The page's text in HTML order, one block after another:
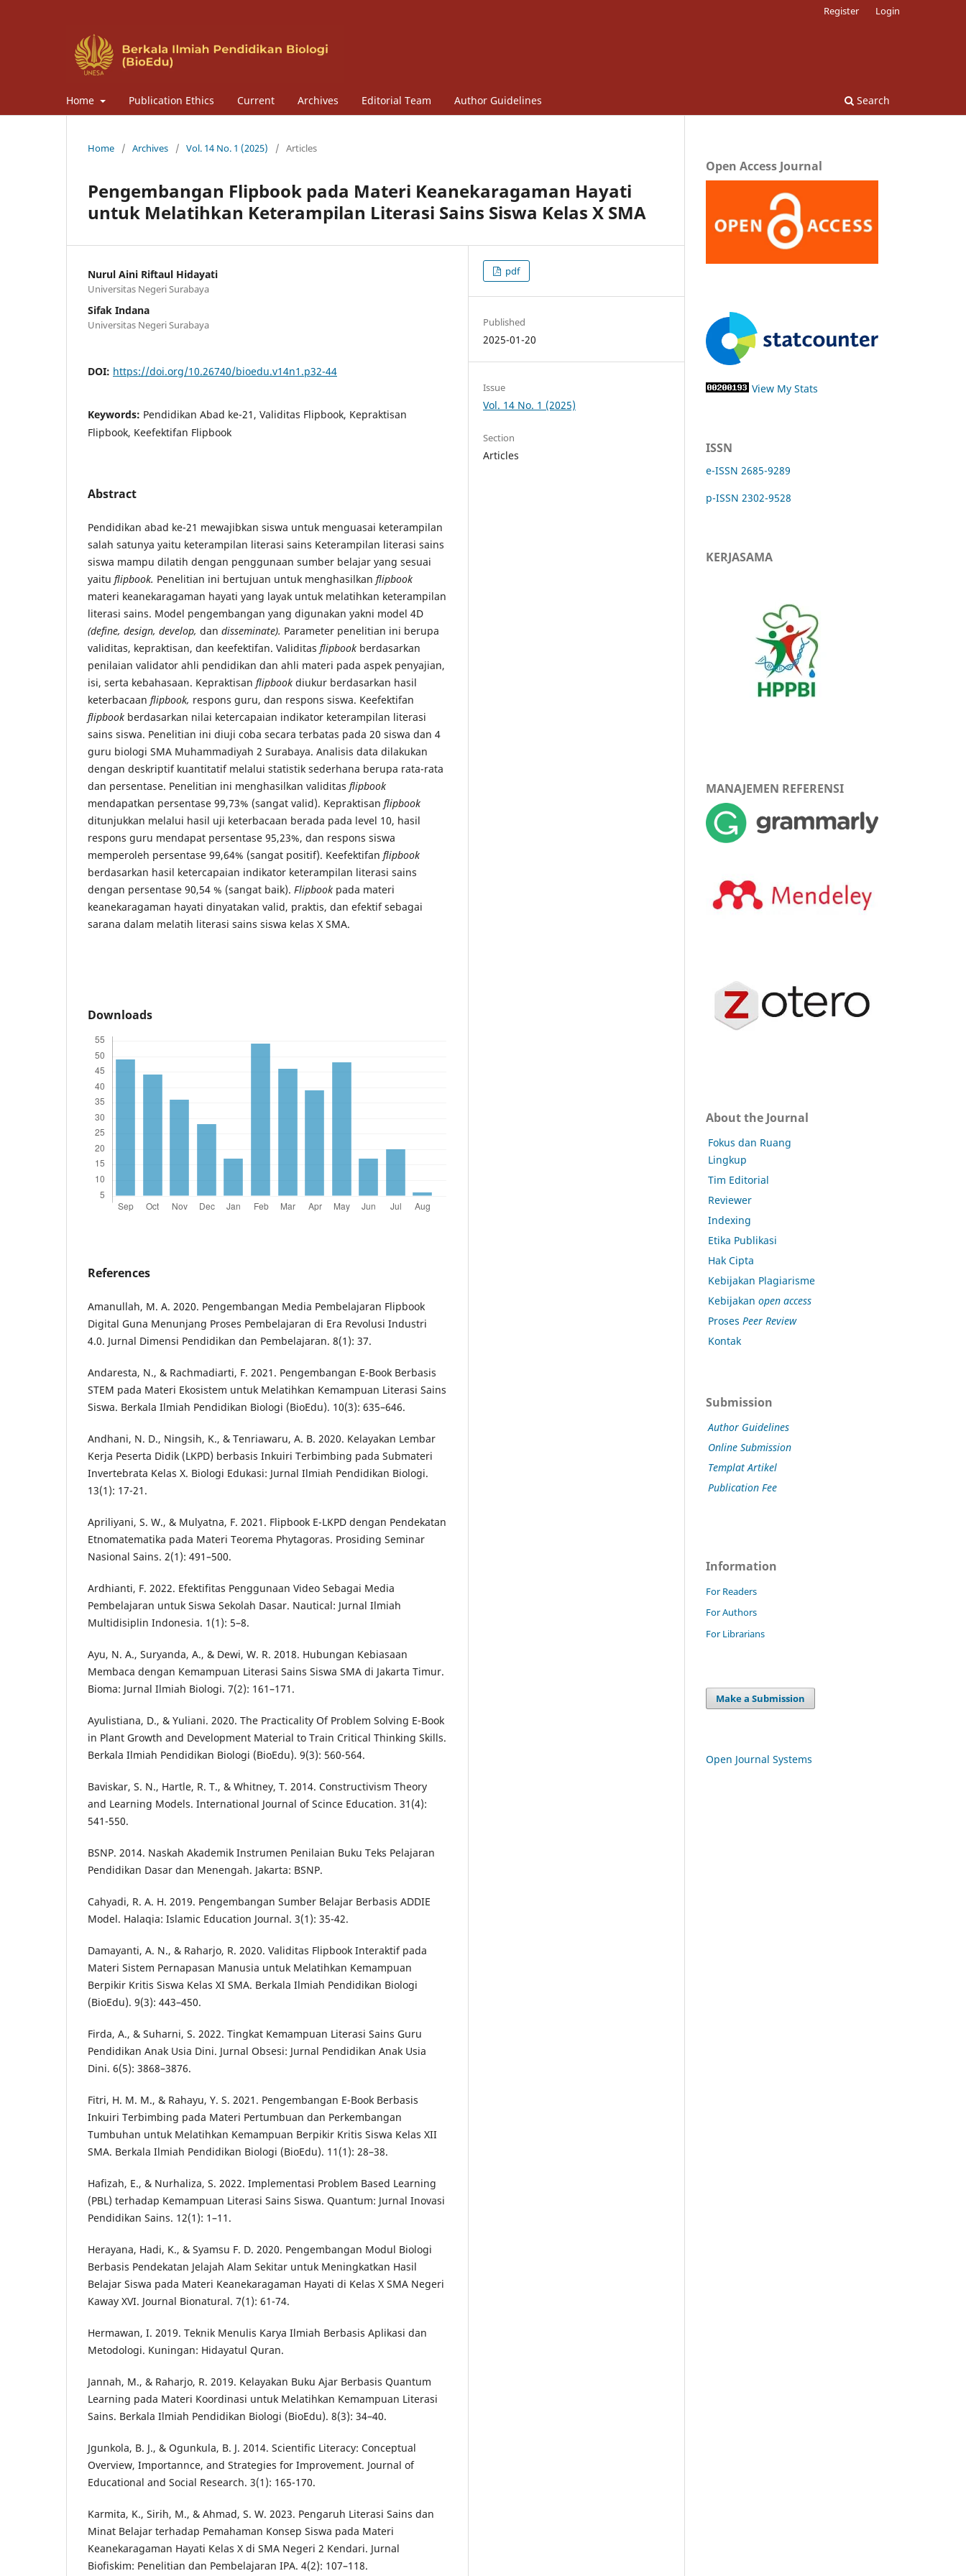
Home Publication Ethics Current Archives Editorial Team Author Guidelines Search
Register Login
Home / Archives / Vol. 14 No. 1 (2025) / Articles
Pengembangan Flipbook pada Materi Keanekaragaman Hayati
untuk Melatihkan Keterampilan Literasi Sains Siswa Kelas X SMA
Nurul Aini Riftaul Hidayati
Universitas Negeri Surabaya
Sifak Indana
Universitas Negeri Surabaya
DOI: https://doi.org/10.26740/bioedu.v14n1.p32-44
Keywords: Pendidikan Abad ke-21, Validitas Flipbook, Kepraktisan
Flipbook, Keefektifan Flipbook
Abstract
Pendidikan abad ke-21 mewajibkan siswa untuk menguasai keterampilan
salah satunya yaitu keterampilan literasi sains Keterampilan literasi sains
siswa mampu dilatih dengan penggunaan sumber belajar yang sesuai
yaitu flipbook. Penelitian ini bertujuan untuk menghasilkan flipbook
materi keanekaragaman hayati yang layak untuk melatihkan keterampilan
literasi sains. Model pengembangan yang digunakan yakni model 4D
(define, design, develop, dan disseminate). Parameter penelitian ini berupa
validitas, kepraktisan, dan keefektifan. Validitas flipbook berdasarkan
penilaian validator ahli pendidikan dan ahli materi pada aspek penyajian,
isi, serta kebahasaan. Kepraktisan flipbook diukur berdasarkan hasil
keterbacaan flipbook, respons guru, dan respons siswa. Keefektifan
flipbook berdasarkan nilai ketercapaian indikator keterampilan literasi
sains siswa. Penelitian ini diuji coba secara terbatas pada 20 siswa dan 4
guru biologi SMA Muhammadiyah 2 Surabaya. Analisis data dilakukan
dengan deskriptif kuantitatif melalui statistik sederhana berupa rata-rata
dan persentase. Penelitian ini menghasilkan validitas flipbook
mendapatkan persentase 99,73% (sangat valid). Kepraktisan flipbook
ditunjukkan melalui hasil uji keterbacaan berada pada level 10, hasil
respons guru mendapat persentase 95,23%, dan respons siswa
memperoleh persentase 99,64% (sangat positif). Keefektifan flipbook
berdasarkan hasil ketercapaian indikator keterampilan literasi sains
dengan persentase 90,54 % (sangat baik). Flipbook pada materi
keanekaragaman hayati dinyatakan valid, praktis, dan efektif sebagai
sarana dalam melatih literasi sains siswa kelas X SMA.
Downloads
References
Amanullah, M. A. 2020. Pengembangan Media Pembelajaran Flipbook
Digital Guna Menunjang Proses Pembelajaran di Era Revolusi Industri
4.0. Jurnal Dimensi Pendidikan dan Pembelajaran. 8(1): 37.
Andaresta, N., & Rachmadiarti, F. 2021. Pengembangan E-Book Berbasis
STEM pada Materi Ekosistem untuk Melatihkan Kemampuan Literasi Sains
Siswa. Berkala Ilmiah Pendidikan Biologi (BioEdu). 10(3): 635–646.
Andhani, N. D., Ningsih, K., & Tenriawaru, A. B. 2020. Kelayakan Lembar
Kerja Peserta Didik (LKPD) berbasis Inkuiri Terbimbing pada Submateri
Invertebrata Kelas X. Biologi Edukasi: Jurnal Ilmiah Pendidikan Biologi.
13(1): 17-21.
Apriliyani, S. W., & Mulyatna, F. 2021. Flipbook E-LKPD dengan Pendekatan
Etnomatematika pada Materi Teorema Phytagoras. Prosiding Seminar
Nasional Sains. 2(1): 491–500.
Ardhianti, F. 2022. Efektifitas Penggunaan Video Sebagai Media
Pembelajaran untuk Siswa Sekolah Dasar. Nautical: Jurnal Ilmiah
Multidisiplin Indonesia. 1(1): 5–8.
Ayu, N. A., Suryanda, A., & Dewi, W. R. 2018. Hubungan Kebiasaan
Membaca dengan Kemampuan Literasi Sains Siswa SMA di Jakarta Timur.
Bioma: Jurnal Ilmiah Biologi. 7(2): 161–171.
Ayulistiana, D., & Yuliani. 2020. The Practicality Of Problem Solving E-Book
in Plant Growth and Development Material to Train Critical Thinking Skills.
Berkala Ilmiah Pendidikan Biologi (BioEdu). 9(3): 560-564.
Baviskar, S. N., Hartle, R. T., & Whitney, T. 2014. Constructivism Theory
and Learning Models. International Journal of Scince Education. 31(4):
541-550.
BSNP. 2014. Naskah Akademik Instrumen Penilaian Buku Teks Pelajaran
Pendidikan Dasar dan Menengah. Jakarta: BSNP.
Cahyadi, R. A. H. 2019. Pengembangan Sumber Belajar Berbasis ADDIE
Model. Halaqia: Islamic Education Journal. 3(1): 35-42.
Damayanti, A. N., & Raharjo, R. 2020. Validitas Flipbook Interaktif pada
Materi Sistem Pernapasan Manusia untuk Melatihkan Kemampuan
Berpikir Kritis Siswa Kelas XI SMA. Berkala Ilmiah Pendidikan Biologi
(BioEdu). 9(3): 443–450.
Firda, A., & Suharni, S. 2022. Tingkat Kemampuan Literasi Sains Guru
Pendidikan Anak Usia Dini. Jurnal Obsesi: Jurnal Pendidikan Anak Usia
Dini. 6(5): 3868–3876.
Fitri, H. M. M., & Rahayu, Y. S. 2021. Pengembangan E-Book Berbasis
Inkuiri Terbimbing pada Materi Pertumbuan dan Perkembangan
Tumbuhan untuk Melatihkan Kemampuan Berpikir Kritis Siswa Kelas XII
SMA. Berkala Ilmiah Pendidikan Biologi (BioEdu). 11(1): 28–38.
Hafizah, E., & Nurhaliza, S. 2022. Implementasi Problem Based Learning
(PBL) terhadap Kemampuan Literasi Sains Siswa. Quantum: Jurnal Inovasi
Pendidikan Sains. 12(1): 1–11.
Herayana, Hadi, K., & Syamsu F. D. 2020. Pengembangan Modul Biologi
Berbasis Pendekatan Jelajah Alam Sekitar untuk Meningkatkan Hasil
Belajar Siswa pada Materi Keanekaragaman Hayati di Kelas X SMA Negeri
Kaway XVI. Journal Bionatural. 7(1): 61-74.
Hermawan, I. 2019. Teknik Menulis Karya Ilmiah Berbasis Aplikasi dan
Metodologi. Kuningan: Hidayatul Quran.
Jannah, M., & Raharjo, R. 2019. Kelayakan Buku Ajar Berbasis Quantum
Learning pada Materi Koordinasi untuk Melatihkan Kemampuan Literasi
Sains. Berkala Ilmiah Pendidikan Biologi (BioEdu). 8(3): 34–40.
Jgunkola, B. J., & Ogunkula, B. J. 2014. Scientific Literacy: Conceptual
Overview, Importannce, and Strategies for Improvement. Journal of
Educational and Social Research. 3(1): 165-170.
Karmita, K., Sirih, M., & Ahmad, S. W. 2023. Pengaruh Literasi Sains dan
Minat Belajar terhadap Pemahaman Konsep Siswa pada Materi
Keanekaragaman Hayati Kelas X di SMA Negeri 2 Kendari. Jurnal
Biofiskim: Penelitian dan Pembelajaran IPA. 4(2): 107–118.
pdf
Published
2025-01-20
Issue
Vol. 14 No. 1 (2025)
Section
Articles
Open Access Journal
View My Stats
ISSN
e-ISSN 2685-9289
p-ISSN 2302-9528
KERJASAMA
MANAJEMEN REFERENSI
About the Journal
Fokus dan Ruang
Lingkup
Tim Editorial
Reviewer
Indexing
Etika Publikasi
Hak Cipta
Kebijakan Plagiarisme
Kebijakan open access
Proses Peer Review
Kontak
Submission
Author Guidelines
Online Submission
Templat Artikel
Publication Fee
Information
For Readers
For Authors
For Librarians
Make a Submission
Open Journal Systems